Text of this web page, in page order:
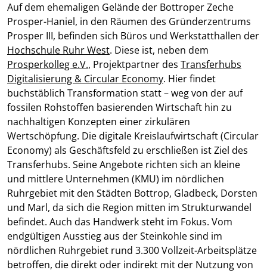
Auf dem ehemaligen Gelände der Bottroper Zeche
Prosper-Haniel, in den Räumen des Gründerzentrums
Prosper III, befinden sich Büros und Werkstatthallen der
Hochschule Ruhr West. Diese ist, neben dem
Prosperkolleg e.V., Projektpartner des Transferhubs
Digitalisierung & Circular Economy. Hier findet
buchstäblich Transformation statt – weg von der auf
fossilen Rohstoffen basierenden Wirtschaft hin zu
nachhaltigen Konzepten einer zirkulären
Wertschöpfung. Die digitale Kreislaufwirtschaft (Circular
Economy) als Geschäftsfeld zu erschließen ist Ziel des
Transferhubs. Seine Angebote richten sich an kleine
und mittlere Unternehmen (KMU) im nördlichen
Ruhrgebiet mit den Städten Bottrop, Gladbeck, Dorsten
und Marl, da sich die Region mitten im Strukturwandel
befindet. Auch das Handwerk steht im Fokus. Vom
endgültigen Ausstieg aus der Steinkohle sind im
nördlichen Ruhrgebiet rund 3.300 Vollzeit-Arbeitsplätze
betroffen, die direkt oder indirekt mit der Nutzung von